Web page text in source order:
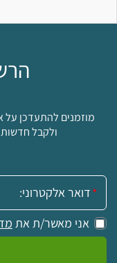
מוזמנים להתעדכן על
ולקבל
אימייל:
אני מאשר/ת את